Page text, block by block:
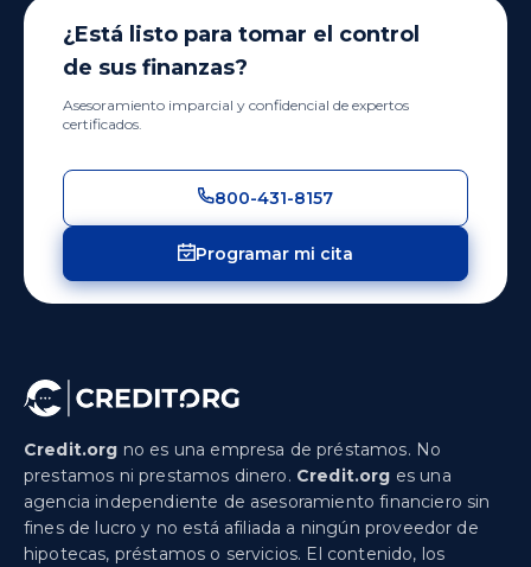
¿Está listo para tomar el control
de sus finanzas?
Asesoramiento imparcial y confidencial de expertos
certificados.
800-431-8157
Programar mi cita
Credit.org no es una empresa de préstamos. No
prestamos ni prestamos dinero. Credit.org es una
agencia independiente de asesoramiento financiero sin
fines de lucro y no está afiliada a ningún proveedor de
hipotecas, préstamos o servicios. El contenido, los